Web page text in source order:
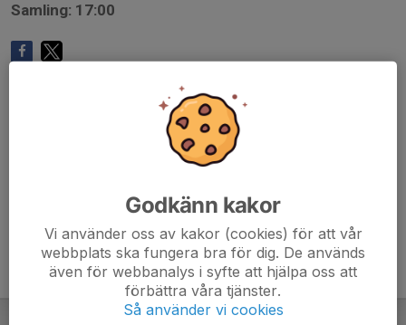
Samling: 17:00
Godkänn kakor
Vi använder oss av kakor (cookies) för att vår
webbplats ska fungera bra för dig. De används
även för webbanalys i syfte att hjälpa oss att
förbättra våra tjänster.
Så använder vi cookies